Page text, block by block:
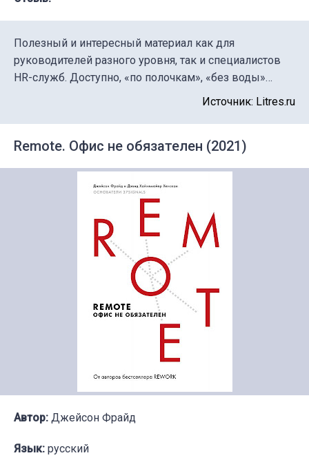
Полезный и интересный материал как для
руководителей разного уровня, так и специалистов
HR-служб. Доступно, «по полочкам», «без воды»…
Источник: Litres.ru
Remote. Офис не обязателен (2021)
Автор: Джейсон Фрайд
Язык: русский